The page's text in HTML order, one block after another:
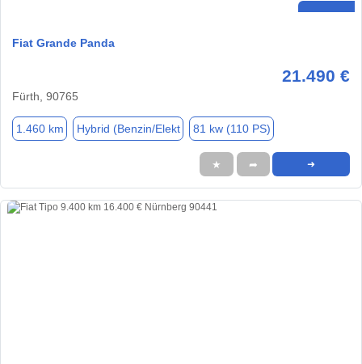
Fiat Grande Panda
21.490 €
Fürth, 90765
1.460 km Hybrid (Benzin/Elekt 81 kw (110 PS)
★ ➦ ➜